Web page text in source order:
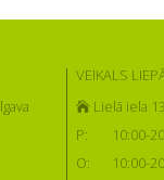
VEIKALS
Lielā iela
P:
10:00-
O:
10:00-